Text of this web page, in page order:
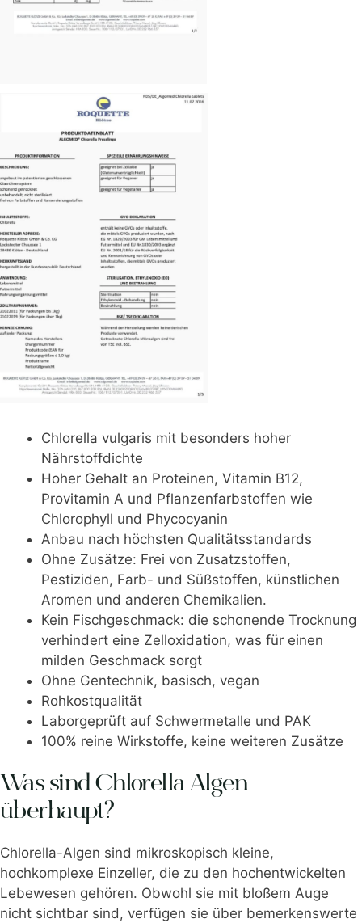
Chlorella vulgaris mit besonders hoher
Nährstoffdichte
Hoher Gehalt an Proteinen, Vitamin B12,
Provitamin A und Pflanzenfarbstoffen wie
Chlorophyll und Phycocyanin
Anbau nach höchsten Qualitätsstandards
Ohne Zusätze: Frei von Zusatzstoffen,
Pestiziden, Farb- und Süßstoffen, künstlichen
Aromen und anderen Chemikalien.
Kein Fischgeschmack: die schonende Trocknung
verhindert eine Zelloxidation, was für einen
milden Geschmack sorgt
Ohne Gentechnik, basisch, vegan
Rohkostqualität
Laborgeprüft auf Schwermetalle und PAK
100% reine Wirkstoffe, keine weiteren Zusätze
Was sind Chlorella Algen
überhaupt?
Chlorella-Algen sind mikroskopisch kleine,
hochkomplexe Einzeller, die zu den hochentwickelten
Lebewesen gehören. Obwohl sie mit bloßem Auge
nicht sichtbar sind, verfügen sie über bemerkenswerte